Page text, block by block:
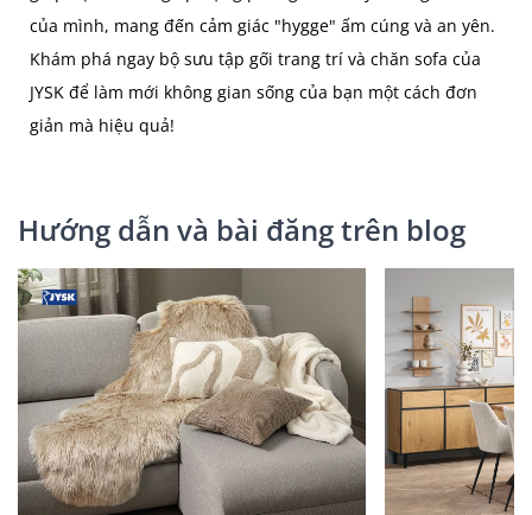
của mình, mang đến cảm giác "hygge" ấm cúng và an yên.
Khám phá ngay bộ sưu tập gối trang trí và chăn sofa của
JYSK để làm mới không gian sống của bạn một cách đơn
giản mà hiệu quả!
Hướng dẫn và bài đăng trên blog